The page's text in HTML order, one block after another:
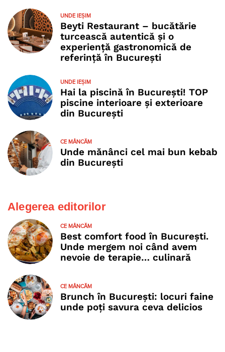
UNDE IEȘIM
Beyti Restaurant – bucătărie
turcească autentică și o
experiență gastronomică de
referință în București
UNDE IEȘIM
Hai la piscină în București! TOP
piscine interioare și exterioare
din București
CE MÂNCĂM
Unde mănânci cel mai bun kebab
din București
Alegerea editorilor
CE MÂNCĂM
Best comfort food în București.
Unde mergem noi când avem
nevoie de terapie… culinară
CE MÂNCĂM
Brunch în București: locuri faine
unde poţi savura ceva delicios